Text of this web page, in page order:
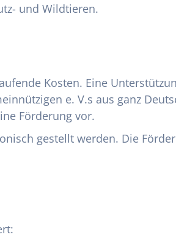
und Wildtieren.
Kosten. Eine
e. V.s aus ganz
Förderung vor.
gestellt werden. Die